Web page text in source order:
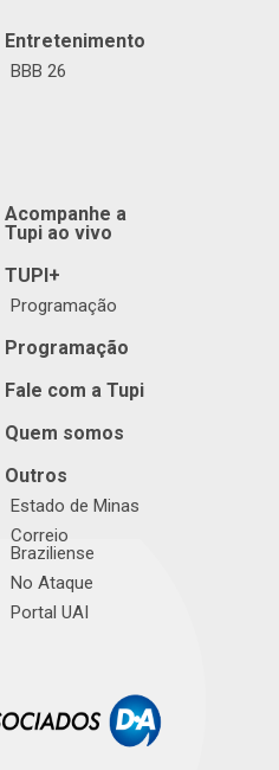
Entretenimento
BBB 26
Acompanhe a
Tupi ao vivo
TUPI+
Programação
Programação
Fale com a Tupi
Quem somos
Outros
Estado de Minas
Correio
Braziliense
No Ataque
Portal UAI